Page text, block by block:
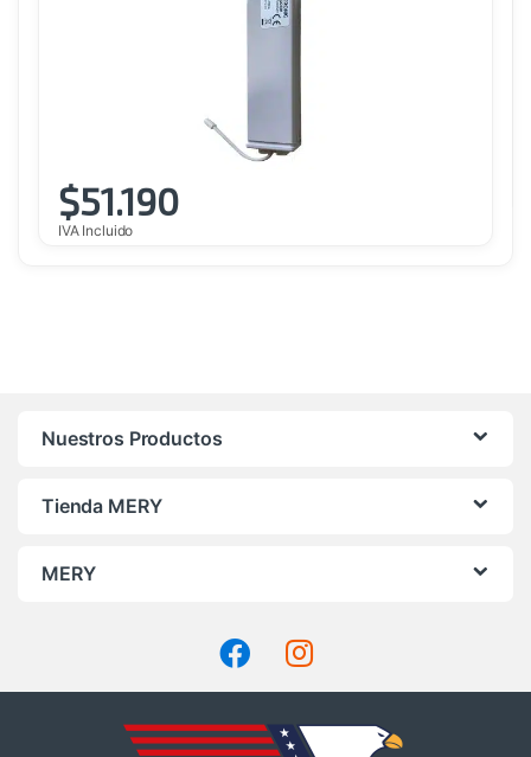
$51.190
IVA Incluido
Nuestros Productos
Tienda MERY
MERY